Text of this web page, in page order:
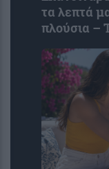
τα λεπτά
πλούσια –